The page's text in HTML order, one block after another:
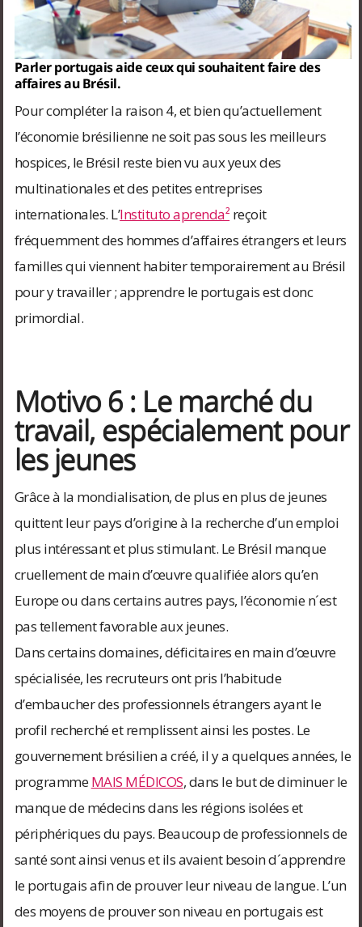
Parler portugais aide ceux qui souhaitent faire des
affaires au Brésil.
Pour compléter la raison 4, et bien qu’actuellement
l’économie brésilienne ne soit pas sous les meilleurs
hospices, le Brésil reste bien vu aux yeux des
multinationales et des petites entreprises
internationales. L’Instituto aprenda² reçoit
fréquemment des hommes d’affaires étrangers et leurs
familles qui viennent habiter temporairement au Brésil
pour y travailler ; apprendre le portugais est donc
primordial.
Motivo 6 : Le marché du
travail, espécialement pour
les jeunes
Grâce à la mondialisation, de plus en plus de jeunes
quittent leur pays d’origine à la recherche d’un emploi
plus intéressant et plus stimulant. Le Brésil manque
cruellement de main d’œuvre qualifiée alors qu’en
Europe ou dans certains autres pays, l’économie n´est
pas tellement favorable aux jeunes.
Dans certains domaines, déficitaires en main d’œuvre
spécialisée, les recruteurs ont pris l’habitude
d’embaucher des professionnels étrangers ayant le
profil recherché et remplissent ainsi les postes. Le
gouvernement brésilien a créé, il y a quelques années, le
programmeMAIS MÉDICOS, dans le but de diminuer le
manque de médecins dans les régions isolées et
périphériques du pays. Beaucoup de professionnels de
santé sont ainsi venus et ils avaient besoin d´apprendre
le portugais afin de prouver leur niveau de langue. L’un
des moyens de prouver son niveau en portugais est